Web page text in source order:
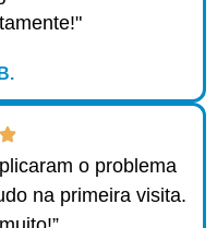
o problema
na primeira visita.